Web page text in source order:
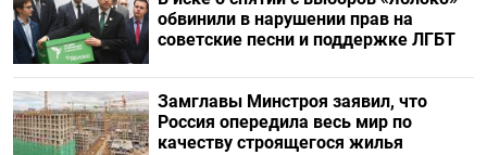
обвинили в нарушении прав на
советские песни и поддержке ЛГБТ
Замглавы Минстроя заявил, что
Россия опередила весь мир по
качеству строящегося жилья